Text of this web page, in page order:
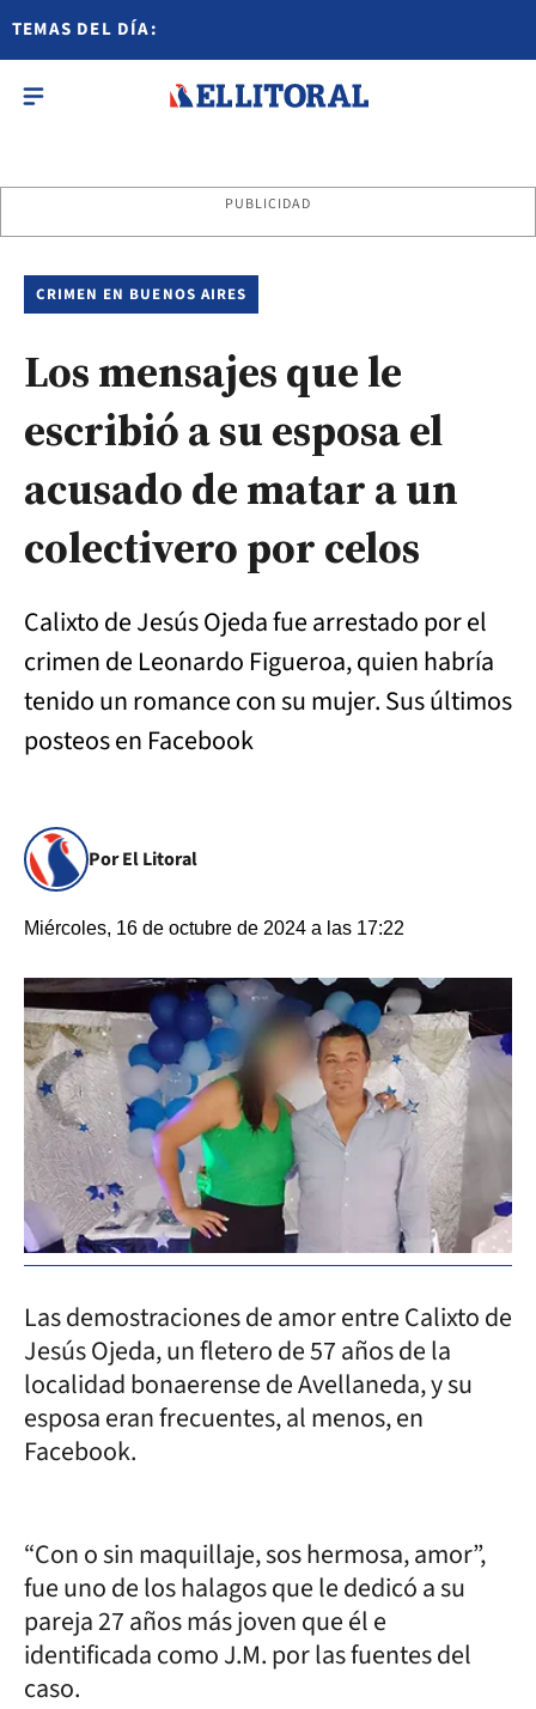
TEMAS DEL DÍA:
PUBLICIDAD
CRIMEN EN BUENOS AIRES
Los mensajes que le
escribió a su esposa el
acusado de matar a un
colectivero por celos
Calixto de Jesús Ojeda fue arrestado por el
crimen de Leonardo Figueroa, quien habría
tenido un romance con su mujer. Sus últimos
posteos en Facebook
Por El Litoral
Miércoles, 16 de octubre de 2024 a las 17:22
Las demostraciones de amor entre Calixto de
Jesús Ojeda, un fletero de 57 años de la
localidad bonaerense de Avellaneda, y su
esposa eran frecuentes, al menos, en
Facebook.
“Con o sin maquillaje, sos hermosa, amor”,
fue uno de los halagos que le dedicó a su
pareja 27 años más joven que él e
identificada como J.M. por las fuentes del
caso.